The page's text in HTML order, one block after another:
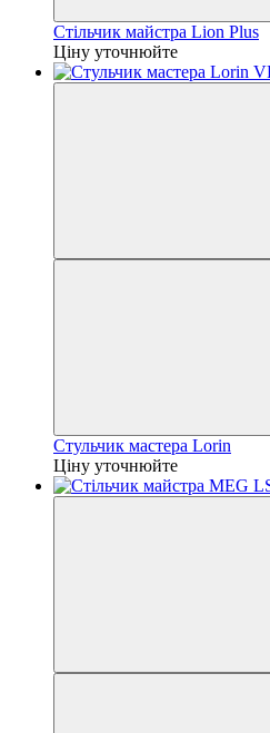
Стільчик майстра Lion Plus
Ціну уточнюйте
Стульчик мастера Lorin
Ціну уточнюйте